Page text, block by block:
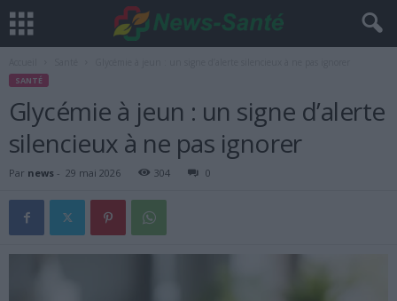
SANTÉ
Glycémie à jeun : un signe d’alerte
silencieux à ne pas ignorer
Par news - 29 mai 2026 304 0